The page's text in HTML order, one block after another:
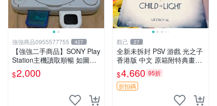
強強商品0955577755 427
【強強二手商品】SONY Play
Station主機讀取順暢 如圖全
部 ! 外觀完整乾淨
$2,000
觀己 27
全新未拆封 PSV 游戲 光之子
香港版 中文 原箱附特典畫冊
輝耀上市嚴選商品 光之子 港
版 PSV 特典畫冊
$4,660 95折
折扣碼